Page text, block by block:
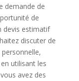
demande de
de
devis estimatif
discuter de
utilisant les
avez des